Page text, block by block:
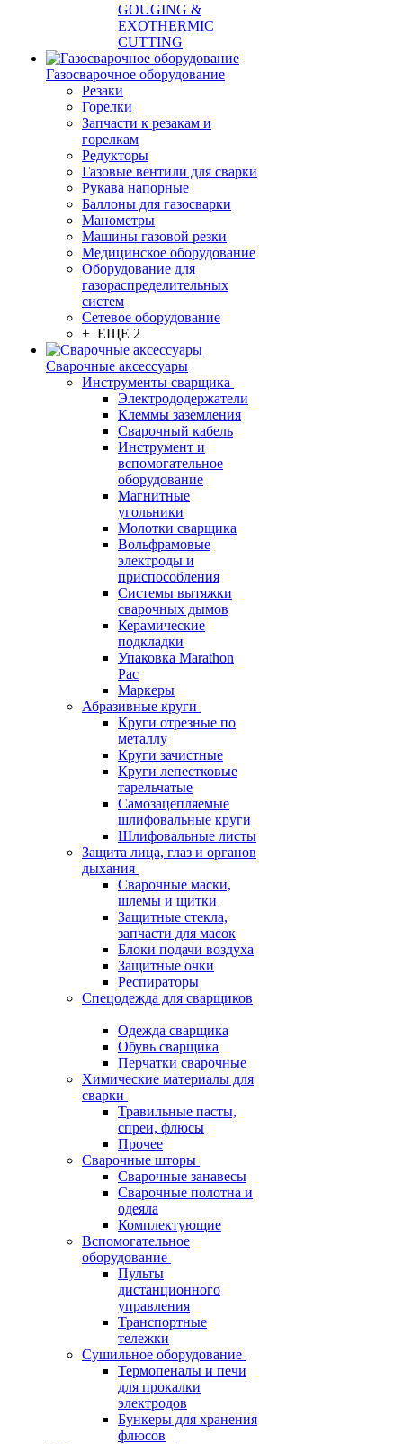
GOUGING &
EXOTHERMIC
CUTTING
Газосварочное оборудование
Резаки
Горелки
Запчасти к резакам и
горелкам
Редукторы
Газовые вентили для сварки
Рукава напорные
Баллоны для газосварки
Манометры
Машины газовой резки
Медицинское оборудование
Оборудование для
газораспределительных
систем
Сетевое оборудование
+ ЕЩЕ 2
Сварочные аксессуары
Инструменты сварщика
Электрододержатели
Клеммы заземления
Сварочный кабель
Инструмент и
вспомогательное
оборудование
Магнитные
угольники
Молотки сварщика
Вольфрамовые
электроды и
приспособления
Системы вытяжки
сварочных дымов
Керамические
подкладки
Упаковка Marathon
Pac
Маркеры
Абразивные круги
Круги отрезные по
металлу
Круги зачистные
Круги лепестковые
тарельчатые
Самозацепляемые
шлифовальные круги
Шлифовальные листы
Защита лица, глаз и органов
дыхания
Сварочные маски,
шлемы и щитки
Защитные стекла,
запчасти для масок
Блоки подачи воздуха
Защитные очки
Респираторы
Спецодежда для сварщиков
Одежда сварщика
Обувь сварщика
Перчатки сварочные
Химические материалы для
сварки
Травильные пасты,
спреи, флюсы
Прочее
Сварочные шторы
Сварочные занавесы
Сварочные полотна и
одеяла
Комплектующие
Вспомогательное
оборудование
Пульты
дистанционного
управления
Транспортные
тележки
Сушильное оборудование
Термопеналы и печи
для прокалки
электродов
Бункеры для хранения
флюсов